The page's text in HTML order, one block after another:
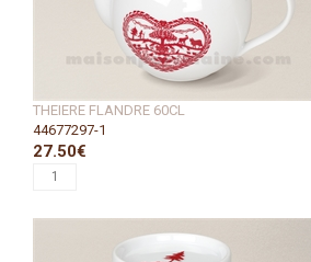
THEIERE FLANDRE 60CL
44677297-1
27.50€